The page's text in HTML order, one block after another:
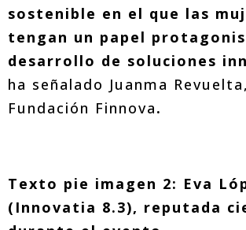
sostenible en el que las
tengan un papel
desarrollo de soluciones
ha señalado Juanma
Fundación Finnova.
Texto pie imagen 2: Eva
(Innovatia 8.3), reputada